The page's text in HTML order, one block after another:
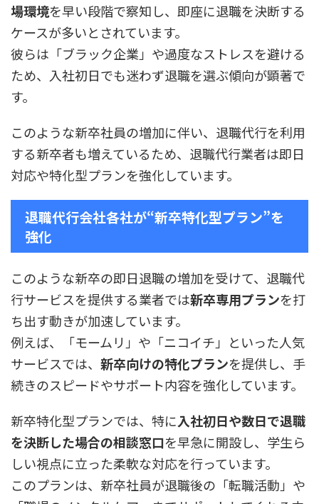
場環境を早い段階で察知し、即座に退職を決断する
ケースが多いとされています。
彼らは「ブラック企業」や過度なストレスを避ける
ため、入社初日でも迷わず退職を選ぶ傾向が顕著で
す。
このような新卒社員の増加に伴い、退職代行を利用
する新卒者も増えているため、退職代行業者は即日
対応や特化型プランを強化しています。
退職代行会社各社が“新卒特化型プラン”を
強化
このような新卒の即日退職の増加を受けて、退職代
行サービスを提供する業者では新卒専用プランを打
ち出す動きが加速しています。
例えば、「モームリ」や「ニコイチ」といった人気
サービスでは、 新卒向けの特化プランを提供し、手
続きのスピードやサポート内容を強化しています。
新卒特化型プランでは、特に入社初日や数日で退職
を決断した場合の相談窓口を早急に開設し、学生ら
しい視点に立った柔軟な対応を行っています。
このプランは、新卒社員が退職後の「転職活動」や